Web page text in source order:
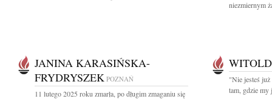
niezmiernym
JANINA KARASIŃSKA-
FRYDRYSZEK POZNAŃ
11 lutego 2025 roku zmarła, po długim zmaganiu się
"Nie jesteś już
tam, gdzie